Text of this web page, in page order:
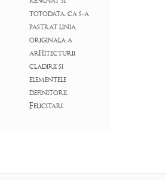
totodata, ca s-a
pastrat linia
originala a
arhitecturii
cladirii si
elementele
definitorii.
Felicitari.